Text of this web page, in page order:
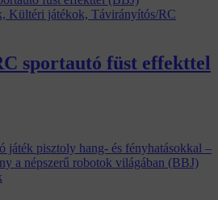
Kültéri játékok, Távirányítós/RC
sportautó füst effekttel